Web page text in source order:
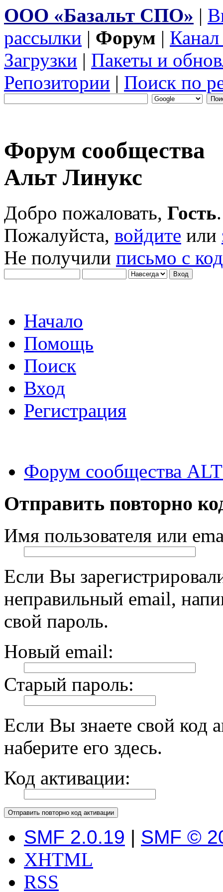
ООО «Базальт СПО» |
рассылки | Форум |
Загрузки | Пакеты и
Репозитории | Поиск по
Форум сообщества
Альт Линукс
Добро пожаловать, Гость.
Пожалуйста, войдите или
Не получили письмо с
Начало
Помощь
Поиск
Вход
Регистрация
Форум сообщества
Отправить повторно
Имя пользователя или
Если Вы
неправильный email,
свой пароль.
Новый email:
Старый пароль:
Если Вы знаете свой код
наберите его здесь.
Код активации:
SMF 2.0.19 | SMF ©
XHTML
RSS